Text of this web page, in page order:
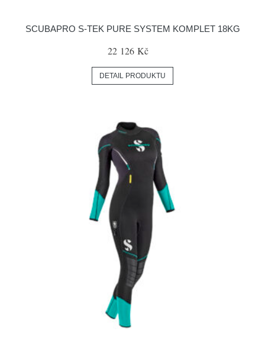
SCUBAPRO S-TEK PURE SYSTEM KOMPLET 18KG
22 126 Kč
DETAIL PRODUKTU